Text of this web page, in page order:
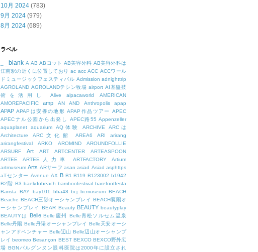
10月 2024 (783)
9月 2024 (979)
8月 2024 (689)
ラベル
_blank A AB ABヨット AB美容外科 AB美容外科は
江南駅の近くに位置しており ac acc ACC ACCワール
ドミュージックフェスティバル Admission adnighttrip
AGROLAND AGROLANDテシン牧場 airport AI基盤技
術を活用し
Alive alpacaworld
AMERICAN
AMOREPACIFIC
amp AN AND Anthropolis apap
APAP APAPは安養の地形 APAP作品ツアー
APEC
APECナル公園から出発し
APEC路55 Appenzeller
aquaplanet
aquarium AQ体験 ARCHIVE
ARCは
Architecture
ARC文化館 AREA6 ARI
arirang
arirangfestival
ARKO AROMIND
AROUNDFOLLIE
ARSURF
Art ART ARTCENTER
ARTEASPOON
ARTEE
ARTEE人力車 ARTFACTORY
Artium
artmuseum Arts ARサーフ asan asiad Asiad asphttps
aTセンター Avenue AX B B1 B119 B123002 b1942
B2階 B3 baekdobeach bamboofestival barefootfesta
Barista
BAY bay101 bba48 bcj bcmuseum BEACH
Beache BEACH三陟オーシャンプレイ BEACH襄陽オ
ーシャンプレイ
BEAR Beauty BEAUTY beautyplay
BEAUTYは
Belle Belle慶州
Belle青松ソルセム温泉
Belle丹陽 Belle丹陽オーシャンプレイ Belle天安オーシ
ャンアドベンチャー Belle辺山 Belle辺山オーシャンプ
レイ beomeo Besançon BEST BEXCO BEXCO野外広
場 BGNパルグンヌン眼科医院は2000年に設立され